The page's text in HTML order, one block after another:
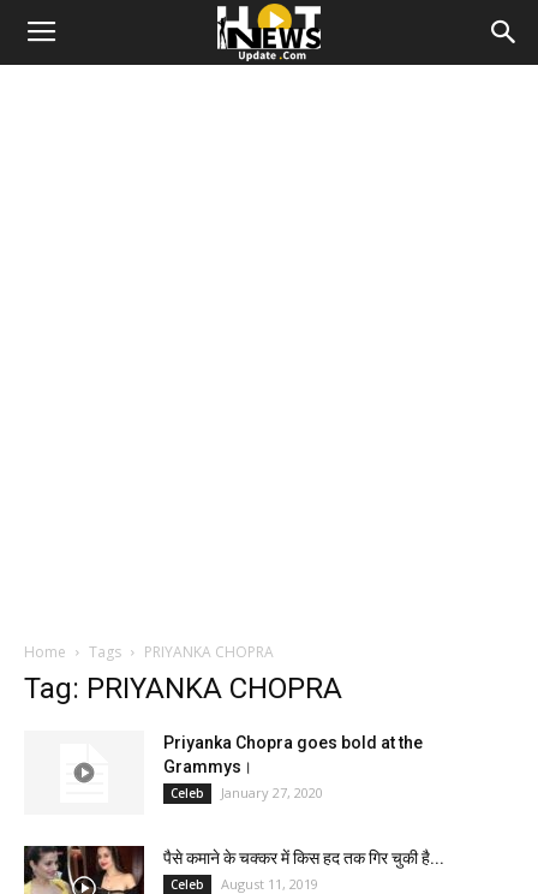
Home Tags PRIYANKA CHOPRA
Tag: PRIYANKA CHOPRA
Priyanka Chopra goes bold at the
Grammys।
Celeb January 27, 2020
पैसे कमाने के चक्कर में किस हद तक गिर चुकी है...
Celeb August 11, 2019